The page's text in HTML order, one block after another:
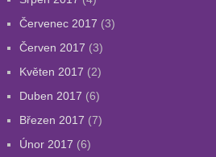
Červenec 2017 (3)
Červen 2017 (3)
Květen 2017 (2)
Duben 2017 (6)
Březen 2017 (7)
Únor 2017 (6)